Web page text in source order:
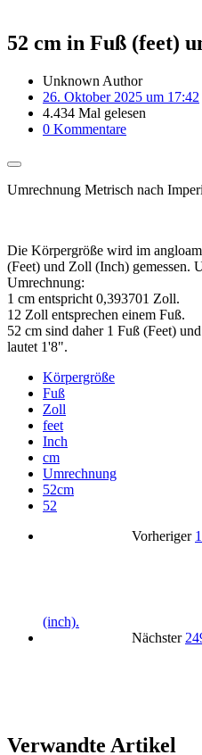
52 cm in Fuß (feet)
Unknown Author
26. Oktober 2025 um 17:42
4.434 Mal gelesen
0 Kommentare
Umrechnung Metrisch nach
Die Körpergröße wird im
(Feet) und Zoll (Inch) gemessen.
Umrechnung:
1 cm entspricht 0,393701 Zoll.
12 Zoll entsprechen einem Fuß.
52 cm sind daher 1 Fuß (Feet)
lautet 1'8".
Körpergröße
Fuß
Zoll
feet
Inch
cm
Umrechnung
52cm
52
Vorheriger
(inch).
Nächster
Verwandte Artikel